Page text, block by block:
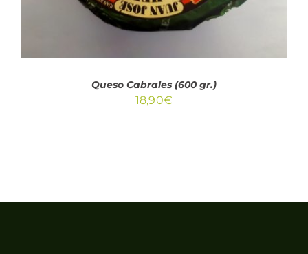
Queso Cabrales (600 gr.)
18,90€